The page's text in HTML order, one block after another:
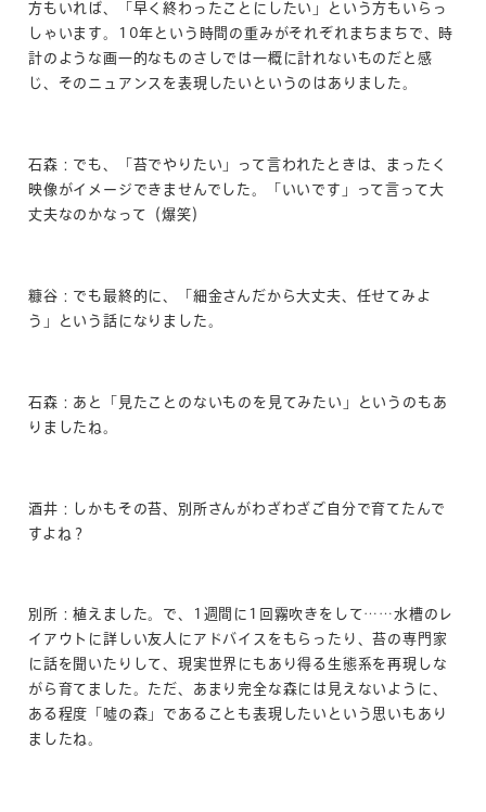
方もいれば、「早く終わったことにしたい」という方もいらっ
しゃいます。10年という時間の重みがそれぞれまちまちで、時
計のような画一的なものさしでは一概に計れないものだと感
じ、そのニュアンスを表現したいというのはありました。
石森：でも、「苔でやりたい」って言われたときは、まったく
映像がイメージできませんでした。「いいです」って言って大
丈夫なのかなって（爆笑）
糠谷：でも最終的に、「細金さんだから大丈夫、任せてみよ
う」という話になりました。
石森：あと「見たことのないものを見てみたい」というのもあ
りましたね。
酒井：しかもその苔、別所さんがわざわざご自分で育てたんで
すよね？
別所：植えました。で、1週間に1回霧吹きをして……水槽のレ
イアウトに詳しい友人にアドバイスをもらったり、苔の専門家
に話を聞いたりして、現実世界にもあり得る生態系を再現しな
がら育てました。ただ、あまり完全な森には見えないように、
ある程度「嘘の森」であることも表現したいという思いもあり
ましたね。